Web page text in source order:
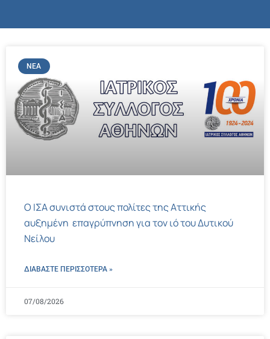
ΝΈΑ
Ο ΙΣΑ συνιστά στους πολίτες της Αττικής
αυξημένη επαγρύπνηση για τον ιό του Δυτικού
Νείλου
ΔΙΑΒΑΣΤΕ ΠΕΡΙΣΣΌΤΕΡΑ »
07/08/2026